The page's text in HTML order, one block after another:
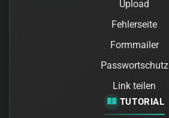
Upload
Fehlerseite
Formmailer
Passwortschutz
Link teilen
TUTORIAL